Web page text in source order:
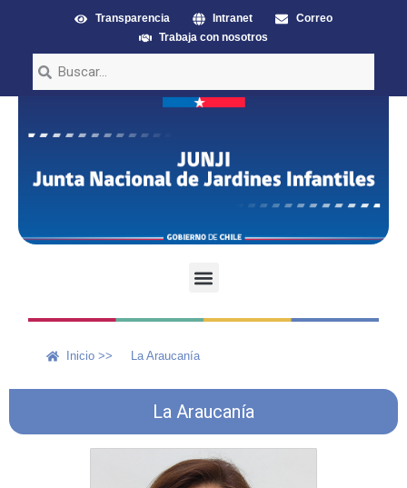
Transparencia Intranet
Correo
Trabaja con nosotros
Inicio >> La Araucanía
La Araucanía